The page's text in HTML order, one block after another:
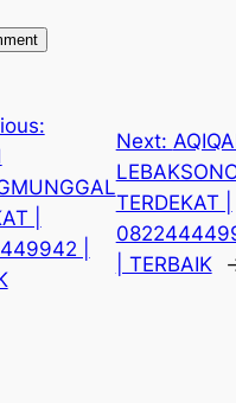
|
|
Next:
TERDEKAT |
| TERBAIK